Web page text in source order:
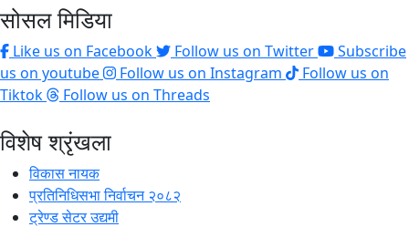
सोसल मिडिया
Like us on Facebook Follow us on Twitter
Subscribe
us on youtube
Follow us on Instagram
Follow us on
Tiktok
Follow us on Threads
विशेष श्रृंखला
विकास नायक
प्रतिनिधिसभा निर्वाचन २०८२
ट्रेण्ड सेटर उद्यमी